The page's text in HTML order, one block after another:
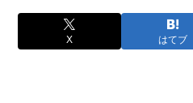
X はてブ